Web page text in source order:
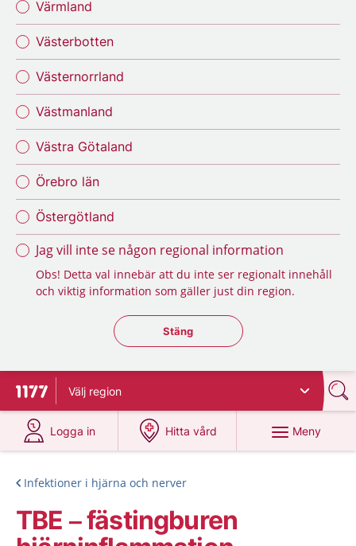
Värmland
Västerbotten
Västernorrland
Västmanland
Västra Götaland
Örebro län
Östergötland
Jag vill inte se någon regional information
Obs! Detta val innebär att du inte ser regionalt innehåll
och viktig information som gäller just din region.
Stäng regionsväljaren
Stäng
Till startsidan för 1177
Välj region
Logga in
på 1177.se
Hitta vård
på 1177.se
Meny
Infektioner i hjärna och nerver
TBE – fästingburen